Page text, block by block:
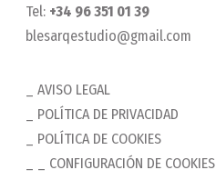
Tel: +34 96 351 01 39
blesarqestudio@gmail.com
AVISO LEGAL
POLÍTICA DE PRIVACIDAD
POLÍTICA DE COOKIES
_ CONFIGURACIÓN DE COOKIES